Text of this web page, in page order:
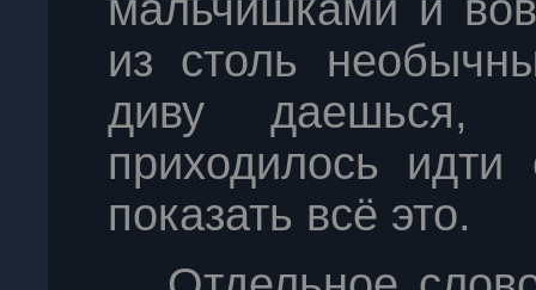
из столь
диву даешься,
приходилось
показать всё это.